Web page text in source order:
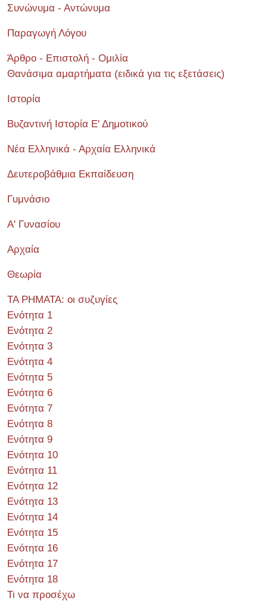
Συνώνυμα - Αντώνυμα
Παραγωγή Λόγου
Άρθρο - Επιστολή - Ομιλία
Θανάσιμα αμαρτήματα (ειδικά για τις εξετάσεις)
Ιστορία
Βυζαντινή Ιστορία Ε' Δημοτικού
Νέα Ελληνικά - Αρχαία Ελληνικά
Δευτεροβάθμια Εκπαίδευση
Γυμνάσιο
Α' Γυνασίου
Αρχαία
Θεωρία
ΤΑ ΡΗΜΑΤΑ: οι συζυγίες
Ενότητα 1
Ενότητα 2
Ενότητα 3
Ενότητα 4
Ενότητα 5
Ενότητα 6
Ενότητα 7
Ενότητα 8
Ενότητα 9
Ενότητα 10
Ενότητα 11
Ενότητα 12
Ενότητα 13
Ενότητα 14
Ενότητα 15
Ενότητα 16
Ενότητα 17
Ενότητα 18
Τι να προσέχω